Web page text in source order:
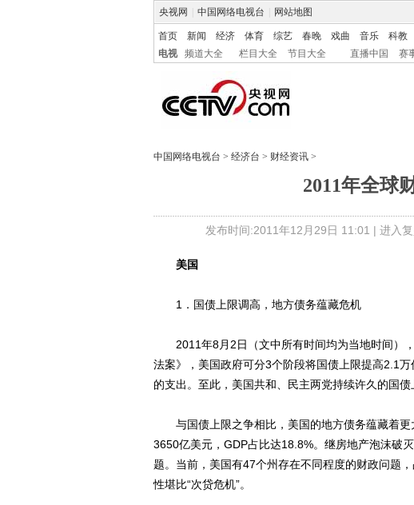
央视网 中国网络电视台 网站地图
首页 新闻 经济 体育 综艺 春晚 戏曲 音乐 科教
电视
频道大全 栏目大全 节目大全 直播中国 赛
中国网络电视台 > 经济台 > 财经资讯 >
2011年全球
发布时间:2011年12月29日 11:01 | 进入
美国
1．国债上限调高，地方债务蕴藏危机
2011年8月2日（文中所有时间均为当地时间）
法案》，美国政府可分3个阶段将国债上限提高2.1
的支出。至此，美国共和、民主两党持续许久的国债
与国债上限之争相比，美国的地方债务蕴藏着更
3650亿美元，GDP占比达18.8%。继房地产泡沫破
题。当前，美国有47个州存在不同程度的财政问题
性堪比“次贷危机”。